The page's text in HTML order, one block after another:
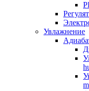
Увлажнение